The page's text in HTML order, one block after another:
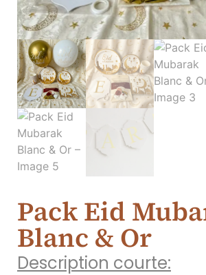
Pack Eid
Blanc & Or
Description courte: